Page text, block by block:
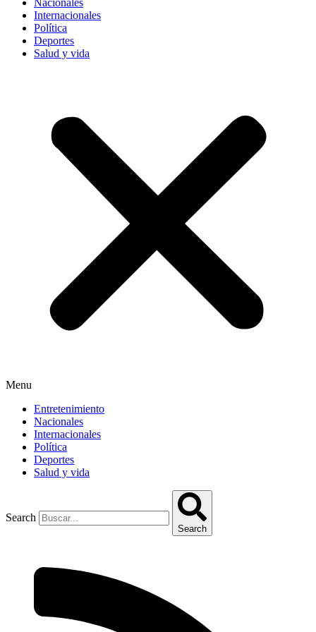
Internacionales
Política
Deportes
Salud y vida
Menu
Entretenimiento
Nacionales
Internacionales
Política
Deportes
Salud y vida
Search
Search